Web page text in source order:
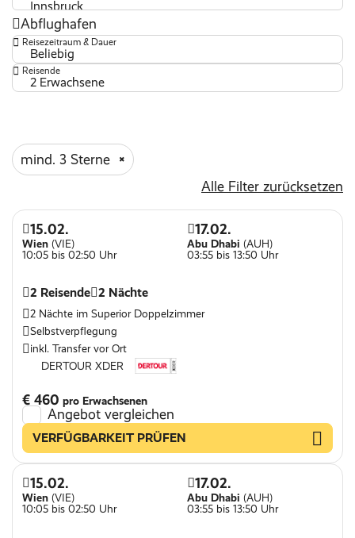
ärztlicher Dienst
Nichtraucher Zimmer
Fitnessbereich
Sauna
Wellnessbereich
Kinderspielplatz
Spielzimmer für Kinder
WLAN
Abflughafen
Reisezeitraum & Dauer
Beliebig
Reisende
2 Erwachsene
mind. 3 Sterne
Alle Filter zurücksetzen
15.02.
Wien (VIE)
10:05 bis 02:50 Uhr
17.02.
Abu Dhabi (AUH)
03:55 bis 13:50 Uhr
2 Reisende 2 Nächte
2 Nächte im Superior Doppelzimmer
Selbstverpflegung
inkl. Transfer vor Ort
DERTOUR XDER
€ 460 pro Erwachsenen
Angebot vergleichen
VERFÜGBARKEIT PRÜFEN
15.02.
Wien (VIE)
10:05 bis 02:50 Uhr
17.02.
Abu Dhabi (AUH)
03:55 bis 13:50 Uhr